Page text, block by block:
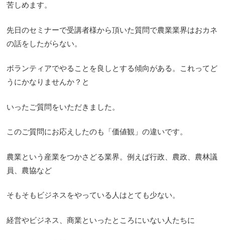
苦しめます。
先日のセミナーで受講者様から頂いた質問で農業業界はおカネ
の話をしたがらない。
ボランティアでやることを良しとする傾向がある。これってど
うにかなりませんか？と
いったご質問をいただきました。
このご質問にお応えしたのも「価値観」の違いです。
農業という産業をつかさどる業界。例えば行政、農政、農林議
員、農協など
そもそもビジネスをやっている人はとても少ない。
経営やビジネス、商業といったところにいない人たちに